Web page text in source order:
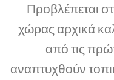
Προβλέπεται
χώρας αρχικά
από τις
αναπτυχθούν